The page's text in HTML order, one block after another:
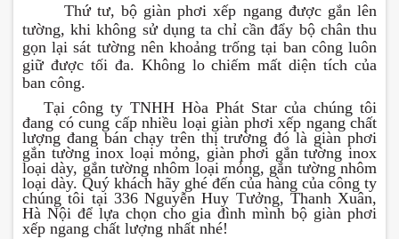
Thứ tư, bộ giàn phơi xếp ngang được gắn lên
tường, khi không sử dụng ta chỉ cần đẩy bộ chân thu
gọn lại sát tường nên khoảng trống tại ban công luôn
giữ được tối đa. Không lo chiếm mất diện tích của
ban công.
Tại công ty TNHH Hòa Phát Star của chúng tôi
đang có cung cấp nhiều loại giàn phơi xếp ngang chất
lượng đang bán chạy trên thị trường đó là giàn phơi
gắn tường inox loại mỏng, giàn phơi gắn tường inox
loại dày, gắn tường nhôm loại mỏng, gắn tường nhôm
loại dày. Quý khách hãy ghé đến của hàng của công ty
chúng tôi tại 336 Nguyễn Huy Tưởng, Thanh Xuân,
Hà Nội để lựa chọn cho gia đình mình bộ giàn phơi
xếp ngang chất lượng nhất nhé!